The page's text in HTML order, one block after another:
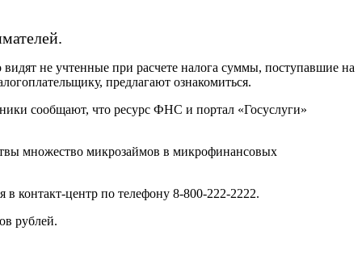
не учтенные при расчете налога суммы, поступавшие на
предлагают ознакомиться.
сообщают, что ресурс ФНС и портал «Госуслуги»
множество микрозаймов в микрофинансовых
контакт-центр по телефону 8-800-222-2222.
рублей.